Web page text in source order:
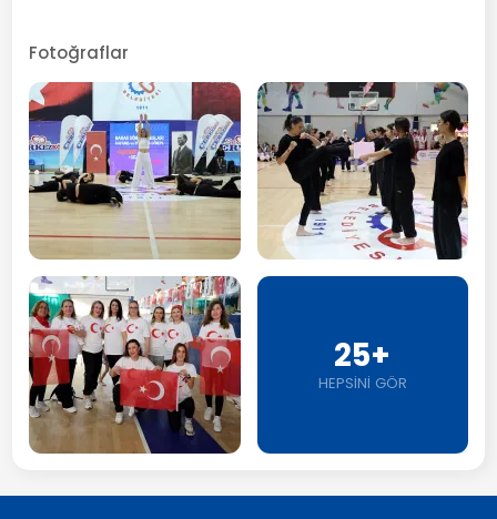
Fotoğraflar
25+
HEPSİNİ GÖR